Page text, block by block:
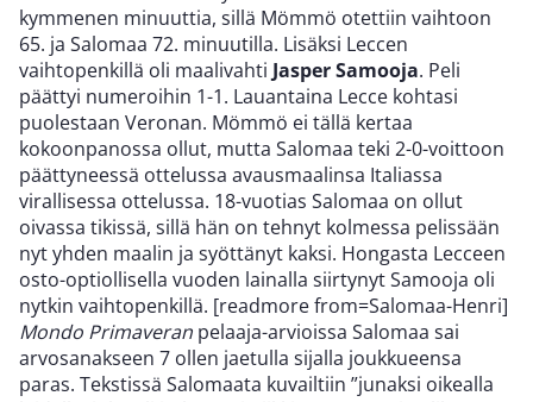
kymmenen minuuttia, sillä Mömmö otettiin vaihtoon
65. ja Salomaa 72. minuutilla. Lisäksi Leccen
vaihtopenkillä oli maalivahti Jasper Samooja. Peli
päättyi numeroihin 1-1. Lauantaina Lecce kohtasi
puolestaan Veronan. Mömmö ei tällä kertaa
kokoonpanossa ollut, mutta Salomaa teki 2-0-voittoon
päättyneessä ottelussa avausmaalinsa Italiassa
virallisessa ottelussa. 18-vuotias Salomaa on ollut
oivassa tikissä, sillä hän on tehnyt kolmessa pelissään
nyt yhden maalin ja syöttänyt kaksi. Hongasta Lecceen
osto-optiollisella vuoden lainalla siirtynyt Samooja oli
nytkin vaihtopenkillä. [readmore from=Salomaa-Henri]
Mondo Primaveran pelaaja-arvioissa Salomaa sai
arvosanakseen 7 ollen jaetulla sijalla joukkueensa
paras. Tekstissä Salomaata kuvailtiin ”junaksi oikealla